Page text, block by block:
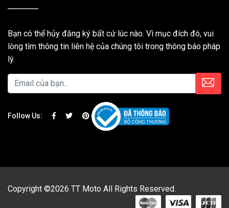
Bạn có thể hủy đăng ký bất cứ lúc nào. Vì mục đích đó, vui
lòng tìm thông tin liên hệ của chúng tôi trong thông báo pháp
lý.
Follow Us:
Copyright ©2026 TT Moto All Rights Reserved.